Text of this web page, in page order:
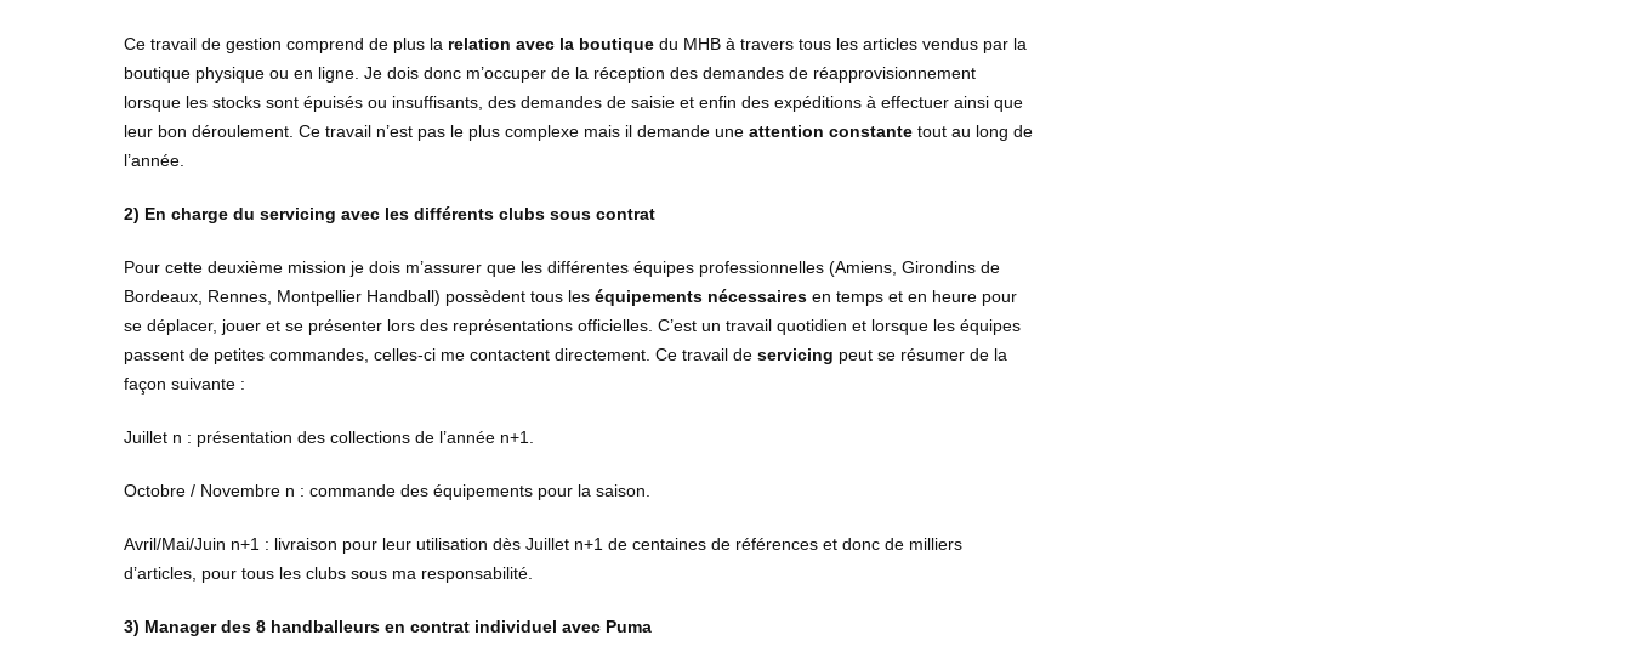
Ce travail de gestion comprend de plus la relation avec la boutique du MHB à travers tous les articles vendus par la
boutique physique ou en ligne. Je dois donc m’occuper de la réception des demandes de réapprovisionnement
lorsque les stocks sont épuisés ou insuffisants, des demandes de saisie et enfin des expéditions à effectuer ainsi que
leur bon déroulement. Ce travail n’est pas le plus complexe mais il demande une attention constante tout au long de
l’année.
2) En charge du servicing avec les différents clubs sous contrat
Pour cette deuxième mission je dois m’assurer que les différentes équipes professionnelles (Amiens, Girondins de
Bordeaux, Rennes, Montpellier Handball) possèdent tous les équipements nécessaires en temps et en heure pour
se déplacer, jouer et se présenter lors des représentations officielles. C’est un travail quotidien et lorsque les équipes
passent de petites commandes, celles-ci me contactent directement. Ce travail de servicing peut se résumer de la
façon suivante :
Juillet n : présentation des collections de l’année n+1.
Octobre / Novembre n : commande des équipements pour la saison.
Avril/Mai/Juin n+1 : livraison pour leur utilisation dès Juillet n+1 de centaines de références et donc de milliers
d’articles, pour tous les clubs sous ma responsabilité.
3) Manager des 8 handballeurs en contrat individuel avec Puma